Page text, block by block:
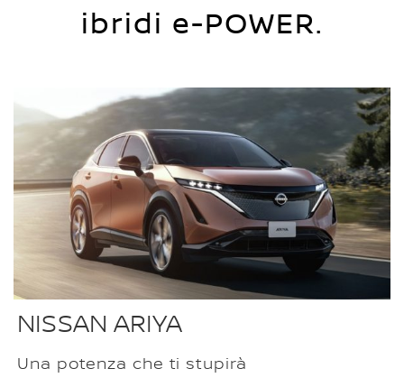
ibridi e-POWER.
NISSAN ARIYA
Una potenza che ti stupirà